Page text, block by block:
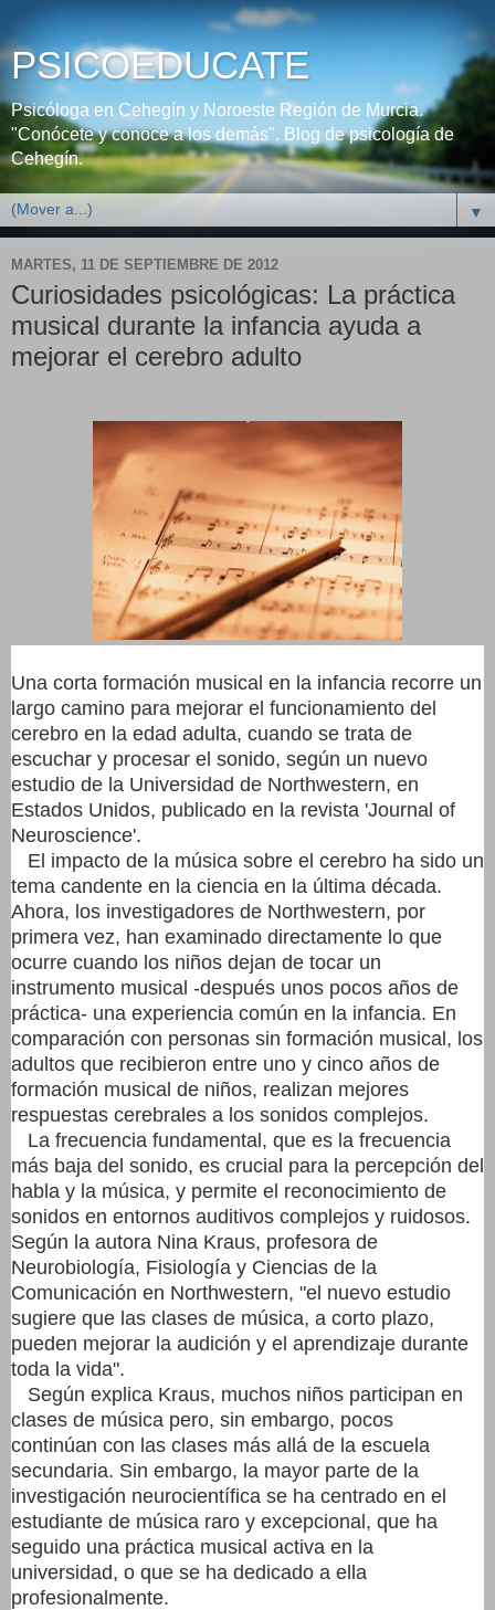
PSICOEDUCATE
Psicóloga en Cehegín y Noroeste Región de Murcia.
"Conócete y conoce a los demás". Blog de psicología de
Cehegín.
▼
MARTES, 11 DE SEPTIEMBRE DE 2012
Curiosidades psicológicas: La práctica
musical durante la infancia ayuda a
mejorar el cerebro adulto
Una corta formación musical en la infancia recorre un
largo camino para mejorar el funcionamiento del
cerebro en la edad adulta, cuando se trata de
escuchar y procesar el sonido, según un nuevo
estudio de la Universidad de Northwestern, en
Estados Unidos, publicado en la revista 'Journal of
Neuroscience'.
El impacto de la música sobre el cerebro ha sido un
tema candente en la ciencia en la última década.
Ahora, los investigadores de Northwestern, por
primera vez, han examinado directamente lo que
ocurre cuando los niños dejan de tocar un
instrumento musical -después unos pocos años de
práctica- una experiencia común en la infancia. En
comparación con personas sin formación musical, los
adultos que recibieron entre uno y cinco años de
formación musical de niños, realizan mejores
respuestas cerebrales a los sonidos complejos.
La frecuencia fundamental, que es la frecuencia
más baja del sonido, es crucial para la percepción del
habla y la música, y permite el reconocimiento de
sonidos en entornos auditivos complejos y ruidosos.
Según la autora Nina Kraus, profesora de
Neurobiología, Fisiología y Ciencias de la
Comunicación en Northwestern, "el nuevo estudio
sugiere que las clases de música, a corto plazo,
pueden mejorar la audición y el aprendizaje durante
toda la vida".
Según explica Kraus, muchos niños participan en
clases de música pero, sin embargo, pocos
continúan con las clases más allá de la escuela
secundaria. Sin embargo, la mayor parte de la
investigación neurocientífica se ha centrado en el
estudiante de música raro y excepcional, que ha
seguido una práctica musical activa en la
universidad, o que se ha dedicado a ella
profesionalmente.